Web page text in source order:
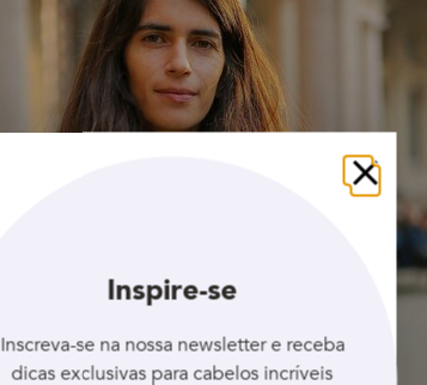
Fechar
Inspire-se
Inscreva-se na nossa newsletter e receba
dicas exclusivas para cabelos incríveis